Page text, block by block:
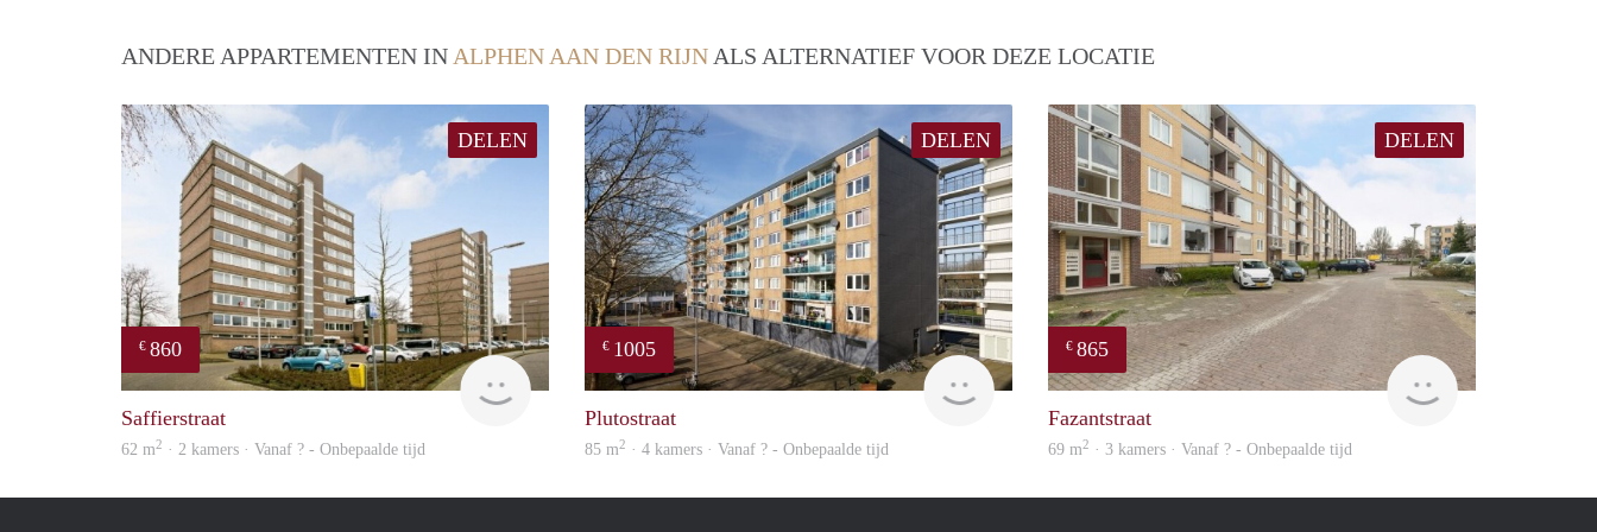
ANDERE APPARTEMENTEN IN ALPHEN AAN DEN RIJN ALS ALTERNATIEF VOOR DEZE LOCATIE
DELEN
€ 860
Saffierstraat
62 m2 · 2 kamers · Vanaf ? - Onbepaalde tijd
DELEN
€ 1005
finder
Plutostraat
85 m2 · 4 kamers · Vanaf ? - Onbepaalde tijd
DELEN
€ 865
finder
Fazantstraat
69 m2 · 3 kamers · Vanaf ? - Onbepaalde tijd